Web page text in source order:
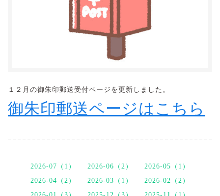
１２月の御朱印郵送受付ページを更新しました。
御朱印郵送ページはこちら
2026-07（1） 2026-06（2）
2026-05（1）
2026-04（2）
2026-03（1）
2026-02（2）